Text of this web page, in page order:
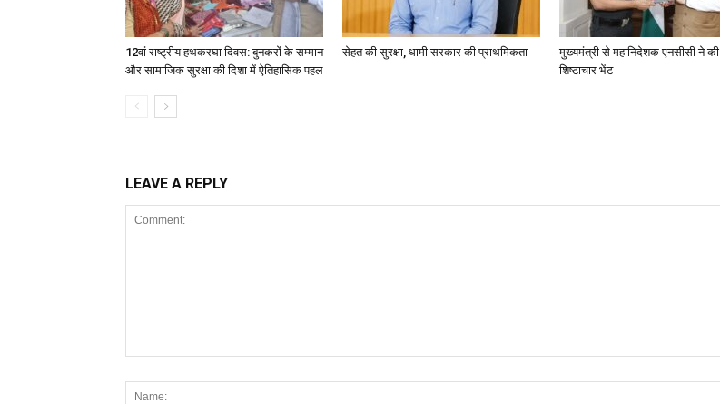
12वां राष्ट्रीय हथकरघा दिवस: बुनकरों के सम्मान
और सामाजिक सुरक्षा की दिशा में ऐतिहासिक पहल
सेहत की सुरक्षा, धामी सरकार की प्राथमिकता
मुख्यमंत्री से महानिदेशक एनसीसी ने की
शिष्टाचार भेंट
LEAVE A REPLY